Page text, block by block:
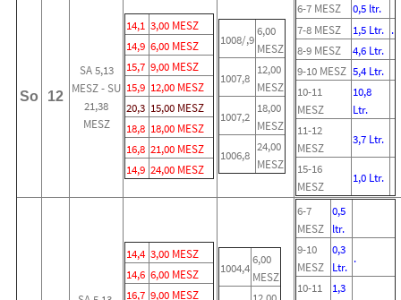
So 12
SA 5,13
MESZ - SU
21,38
MESZ
14,1 3,00 MESZ
14,9 6,00 MESZ
15,7 9,00 MESZ
15,9 12,00 MESZ
20,3 15,00 MESZ
18,8 18,00 MESZ
16,8 21,00 MESZ
14,9 24,00 MESZ
1008/,9
6,00
MESZ
1007,8
12,00
MESZ
1007,2
18,00
MESZ
1006,8
24,00
MESZ
6-7 MESZ
0,5 ltr.
7-8 MESZ
1,5 Ltr. .
8-9 MESZ
4,6 Ltr.
9-10 MESZ 5,4 Ltr.
10-11
MESZ
10,8
Ltr.
11-12
MESZ
3,7 Ltr.
15-16
MESZ
1,0 Ltr.
14,4 3,00 MESZ
14,6 6,00 MESZ
16,7 9,00 MESZ
1004,4
6,00
MESZ
6-7
MESZ
0,5
ltr.
9-10
MESZ
0,3
Ltr.
.
10-11
1,3